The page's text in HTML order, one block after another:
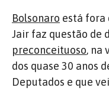
Bolsonaro está fora
Jair faz questão de
preconceituoso, na
dos quase 30 anos
Deputados e que